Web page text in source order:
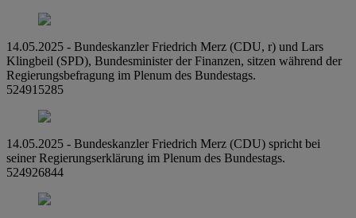
14.05.2025 - Bundeskanzler Friedrich Merz (CDU, r) und Lars
Klingbeil (SPD), Bundesminister der Finanzen, sitzen während der
Regierungsbefragung im Plenum des Bundestags.
524915285
14.05.2025 - Bundeskanzler Friedrich Merz (CDU) spricht bei
seiner Regierungserklärung im Plenum des Bundestags.
524926844